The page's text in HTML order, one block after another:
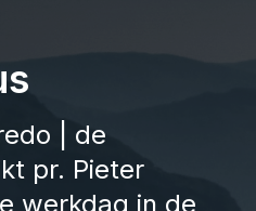
| de
pr. Pieter
werkdag in de